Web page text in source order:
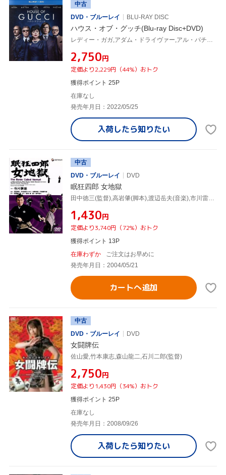
中古
DVD・ブルーレイ
BLU-RAY DISC
ハウス・オブ・グッチ(Blu-ray Disc+DVD)
レディー・ガガ,アダム・ドライヴァー,アル・パチーノ,ジェレミー・アイアンズ,ジャレッド・レト,ジャック・ヒューストン,リドリー・スコット(監督、製作),サラ・ゲイ・フォーデン(原作)
¥2,750円
定価より2,229円（44%）おトク
獲得ポイント 25P
在庫なし
発売年月日：2022/05/25
入荷したら知りたい
中古
DVD・ブルーレイ
DVD
眠狂四郎 女地獄
田中徳三(監督),高岩肇(脚本),渡辺岳夫(音楽),市川雷蔵,高田美和,水谷良重,田村高廣,小沢栄太郎
¥1,430円
定価より3,740円（72%）おトク
獲得ポイント 13P
在庫わずか
ご注文はお早めに
発売年月日：2004/05/21
カートへ追加
中古
DVD・ブルーレイ
DVD
女闘牌伝
佐山愛,竹本康志,森山龍二,石川二郎(監督)
¥2,750円
定価より1,430円（34%）おトク
獲得ポイント 25P
在庫なし
発売年月日：2008/09/26
入荷したら知りたい